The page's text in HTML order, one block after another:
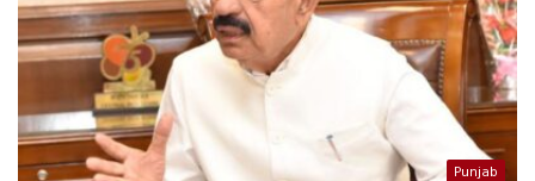
Punjab